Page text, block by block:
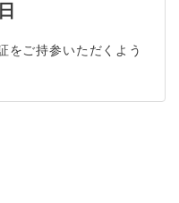
をご持参いただくよう